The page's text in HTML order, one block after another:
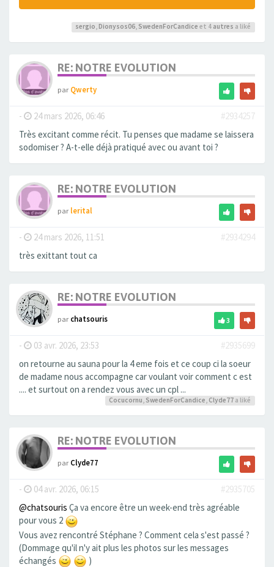
sergio, Dionysos06, SwedenForCandice et 4 autres a liké
RE: NOTRE EVOLUTION
parQwerty
- 24 mars 2026, 06:46
#2934257
Très excitant comme récit. Tu penses que madame se laissera
sodomiser ? A-t-elle déjà pratiqué avec ou avant toi ?
RE: NOTRE EVOLUTION
parlerital
- 24 mars 2026, 11:51
#2934294
très exittant tout ca
RE: NOTRE EVOLUTION
parchatsouris 3
- 03 avr. 2026, 23:53
#2935699
on retourne au sauna pour la 4 eme fois et ce coup ci la soeur
de madame nous accompagne car voulant voir comment c est
.... et surtout on a rendez vous avec un cpl ...
Cocucornu, SwedenForCandice, Clyde77 a liké
RE: NOTRE EVOLUTION
parClyde77
- 04 avr. 2026, 06:15
#2935705
@chatsouris Ça va encore être un week-end très agréable
pour vous 2
Vous avez rencontré Stéphane ? Comment cela s'est passé ?
(Dommage qu'il n'y ait plus les photos sur les messages
échangés
)